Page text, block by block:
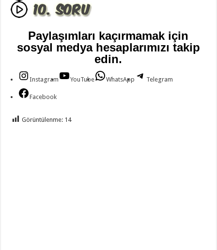
Paylaşımları kaçırmamak için
sosyal medya hesaplarımızı takip
edin.
Instagram YouTube WhatsApp Telegram
Facebook
Görüntülenme: 14